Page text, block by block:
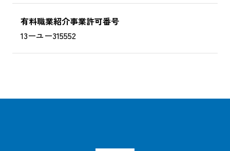
有料職業紹介事業許可番号
13ーユー315552